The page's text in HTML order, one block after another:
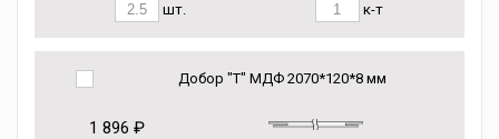
шт. к-т
Добор "Т" МДФ 2070*120*8 мм
1 896 ₽